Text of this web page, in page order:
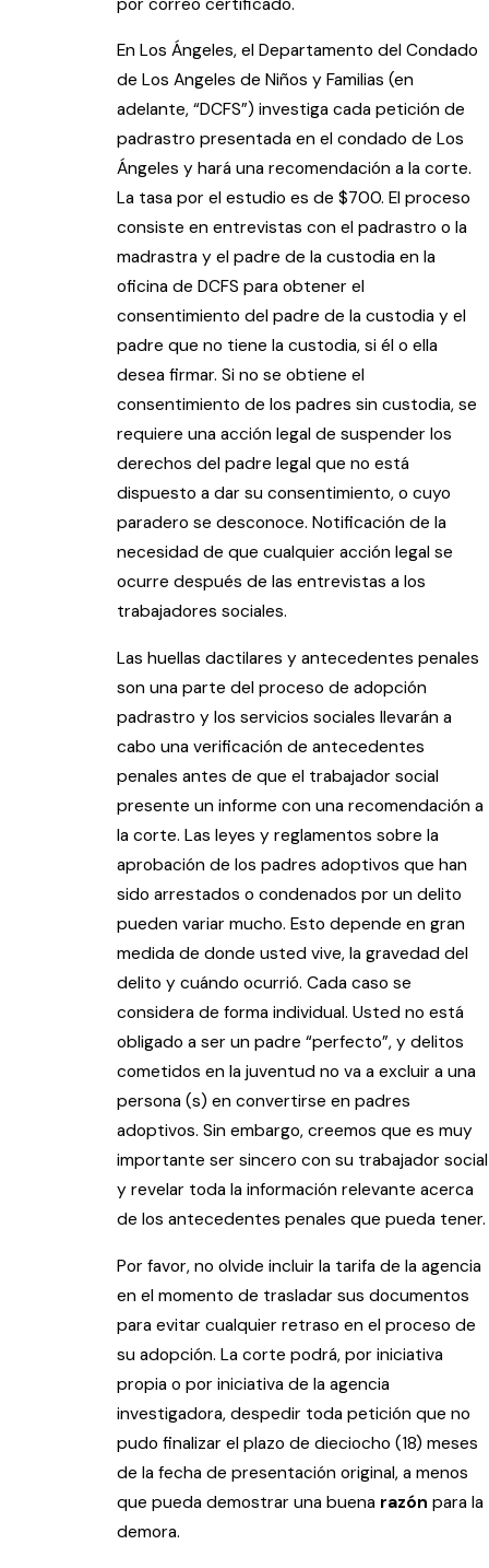
En Los Ángeles, el Departamento del Condado
de Los Angeles de Niños y Familias (en
adelante, “DCFS”) investiga cada petición de
padrastro presentada en el condado de Los
Ángeles y hará una recomendación a la corte.
La tasa por el estudio es de $700. El proceso
consiste en entrevistas con el padrastro o la
madrastra y el padre de la custodia en la
oficina de DCFS para obtener el
consentimiento del padre de la custodia y el
padre que no tiene la custodia, si él o ella
desea firmar. Si no se obtiene el
consentimiento de los padres sin custodia, se
requiere una acción legal de suspender los
derechos del padre legal que no está
dispuesto a dar su consentimiento, o cuyo
paradero se desconoce. Notificación de la
necesidad de que cualquier acción legal se
ocurre después de las entrevistas a los
trabajadores sociales.
Las huellas dactilares y antecedentes penales
son una parte del proceso de adopción
padrastro y los servicios sociales llevarán a
cabo una verificación de antecedentes
penales antes de que el trabajador social
presente un informe con una recomendación a
la corte. Las leyes y reglamentos sobre la
aprobación de los padres adoptivos que han
sido arrestados o condenados por un delito
pueden variar mucho. Esto depende en gran
medida de donde usted vive, la gravedad del
delito y cuándo ocurrió. Cada caso se
considera de forma individual. Usted no está
obligado a ser un padre “perfecto”, y delitos
cometidos en la juventud no va a excluir a una
persona (s) en convertirse en padres
adoptivos. Sin embargo, creemos que es muy
importante ser sincero con su trabajador social
y revelar toda la información relevante acerca
de los antecedentes penales que pueda tener.
Por favor, no olvide incluir la tarifa de la agencia
en el momento de trasladar sus documentos
para evitar cualquier retraso en el proceso de
su adopción. La corte podrá, por iniciativa
propia o por iniciativa de la agencia
investigadora, despedir toda petición que no
pudo finalizar el plazo de dieciocho (18) meses
de la fecha de presentación original, a menos
que pueda demostrar una buena razón para la
demora.